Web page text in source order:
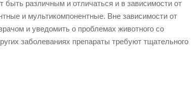
различным и отличаться и в зависимости от
и мультикомпонентные. Вне зависимости от
и уведомить о проблемах животного со
заболеваниях препараты требуют тщательного